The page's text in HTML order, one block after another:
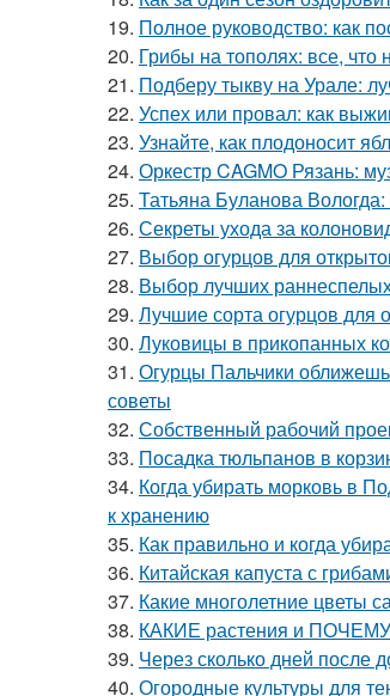
19. Полное руководство: как
20. Грибы на тополях: все, что
21. Подберу тыкву на Урале:
22. Успех или провал: как
23. Узнайте, как плодоносит
24. Оркестр CAGMO Рязань:
25. Татьяна Буланова Вологда:
26. Секреты ухода за
27. Выбор огурцов для
28. Выбор лучших
29. Лучшие сорта огурцов для
30. Луковицы в прикопанных
31. Огурцы Пальчики
советы
32. Собственный рабочий
33. Посадка тюльпанов в
34. Когда убирать морковь в
к хранению
35. Как правильно и когда
36. Китайская капуста с
37. Какие многолетние цветы
38. КАКИЕ растения и ПОЧЕМУ
39. Через сколько дней после
40. Огородные культуры для